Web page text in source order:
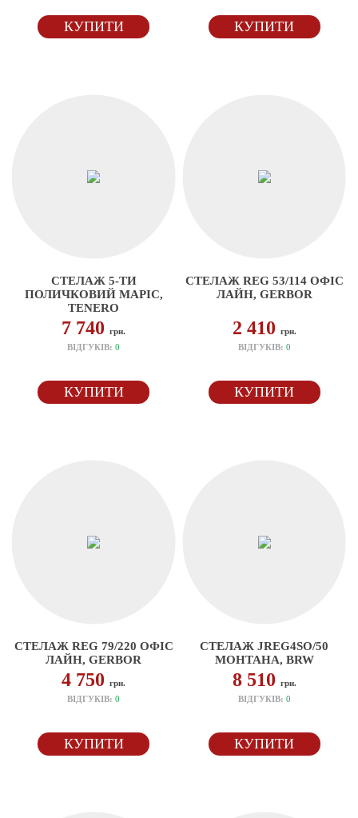
КУПИТИ КУПИТИ
СТЕЛАЖ 5-ТИ
ПОЛИЧКОВИЙ МАРІС,
TENERO
7 740грн.
ВІДГУКІВ:0
КУПИТИ
СТЕЛАЖ REG 53/114 ОФІС
ЛАЙН, GERBOR
2 410 грн.
ВІДГУКІВ: 0
КУПИТИ
СТЕЛАЖ REG 79/220 ОФІС
ЛАЙН, GERBOR
4 750грн.
ВІДГУКІВ:0
КУПИТИ
СТЕЛАЖ JREG4SO/50
МОНТАНА, BRW
8 510 грн.
ВІДГУКІВ: 0
КУПИТИ